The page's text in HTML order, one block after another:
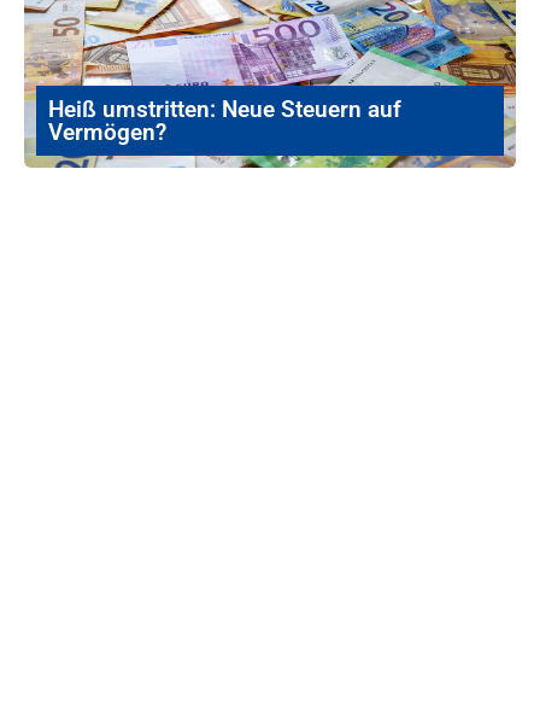
Heiß umstritten: Neue Steuern auf
Vermögen?